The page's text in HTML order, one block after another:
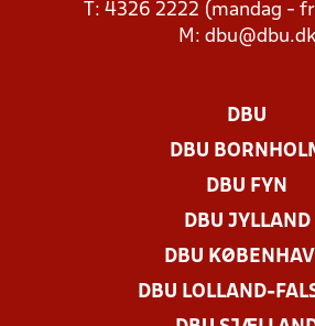
T: 4326 2222 (mandag -
M: dbu@dbu.dk
DBU
DBU
DBU FYN
DBU JYLLAND
DBU
DBU LOLLAND-